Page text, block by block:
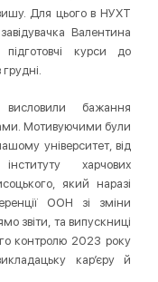
Для цього в НУХТ
Валентина
курси до
бажання
Мотивуючими були
університет, від
харчових
який наразі
ООН зі зміни
звіти, та випускниці
контролю 2023 року
кар’єру й